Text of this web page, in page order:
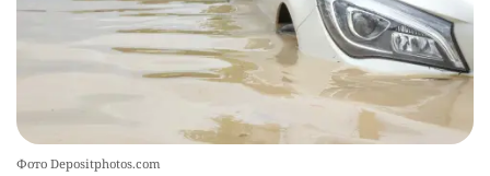
Фото Depositphotos.com